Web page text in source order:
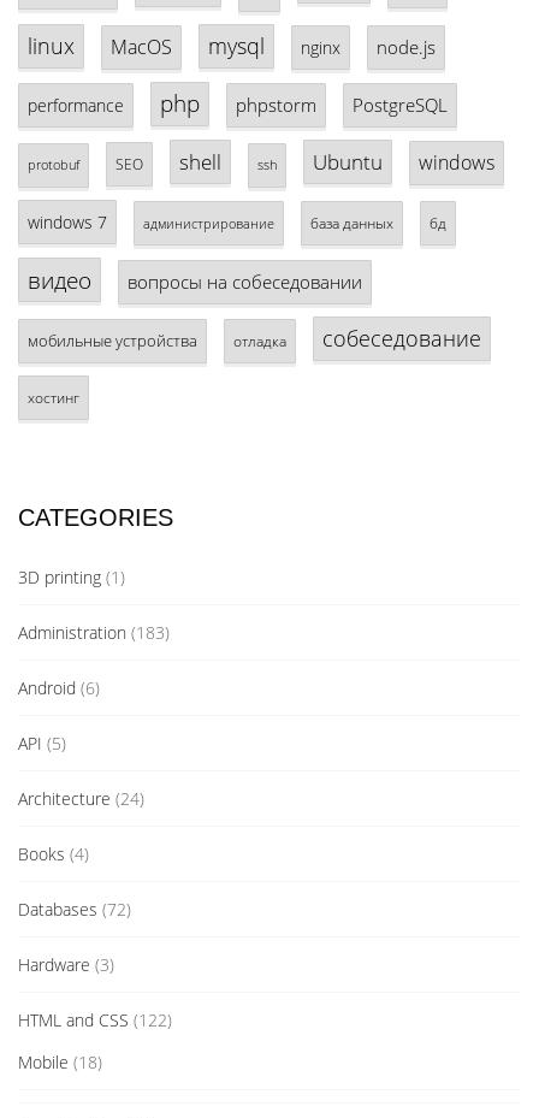
linux MacOS mysql nginx node.js
performance php phpstorm PostgreSQL
protobuf SEO shell ssh Ubuntu windows
windows 7 администрирование база данных бд
видео вопросы на собеседовании
мобильные устройства отладка собеседование
хостинг
CATEGORIES
3D printing (1)
Administration (183)
Android (6)
API (5)
Architecture (24)
Books (4)
Databases (72)
Hardware (3)
HTML and CSS (122)
Mobile (18)